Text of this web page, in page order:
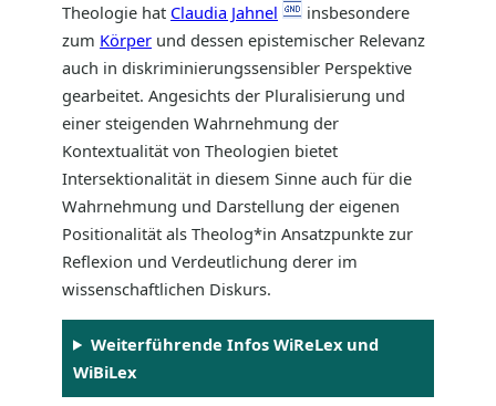
Theologie hat Claudia Jahnel
insbesondere
zum Körper und dessen epistemischer Relevanz
auch in diskriminierungssensibler Perspektive
gearbeitet. Angesichts der Pluralisierung und
einer steigenden Wahrnehmung der
Kontextualität von Theologien bietet
Intersektionalität in diesem Sinne auch für die
Wahrnehmung und Darstellung der eigenen
Positionalität als Theolog*in Ansatzpunkte zur
Reflexion und Verdeutlichung derer im
wissenschaftlichen Diskurs.
Weiterführende Infos WiReLex und
WiBiLex